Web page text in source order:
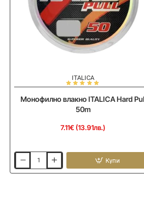
ITALICA
Монофилно влакно ITALICA Hard
50m
7.11€ (13.91лв.)
Монофилно
влакно
Купи